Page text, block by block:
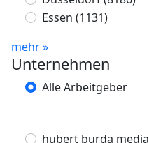
Essen (1131)
mehr »
Unternehmen
Alle Arbeitgeber
hubert burda media